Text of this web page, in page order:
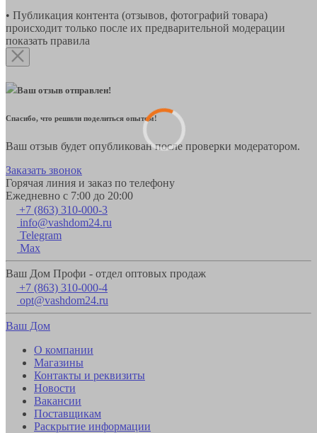
• Публикация контента (отзывов, фотографий товара)
происходит только после их предварительной модерации
показать правила
Ваш отзыв отправлен!
Спасибо, что решили поделиться опытом!
Ваш отзыв будет опубликован после проверки модератором.
Заказать звонок
Горячая линия и заказ по телефону
Ежедневно с 7:00 до 20:00
+7 (863) 310-000-3
info@vashdom24.ru
Telegram
Max
Ваш Дом Профи - отдел оптовых продаж
+7 (863) 310-000-4
opt@vashdom24.ru
Ваш Дом
О компании
Магазины
Контакты и реквизиты
Новости
Вакансии
Поставщикам
Раскрытие информации